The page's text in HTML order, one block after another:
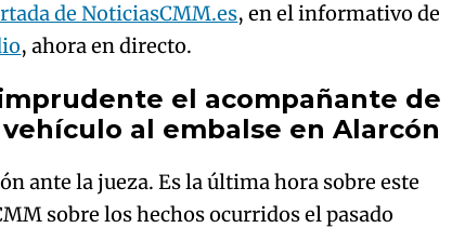
de NoticiasCMM.es, en el informativo de
, ahora en directo.
el acompañante de
al embalse en Alarcón
ante la jueza. Es la última hora sobre este
sobre los hechos ocurridos el pasado